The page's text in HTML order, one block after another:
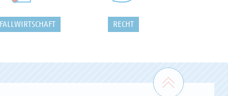
RECHT
Zum